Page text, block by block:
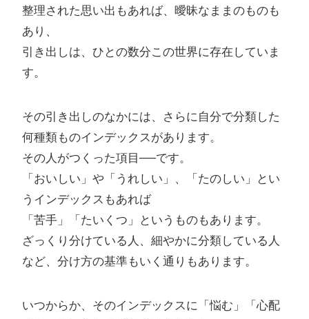
整理された思い出もあれば、曖昧なままのものも
あり、
引き出しは、ひとの数分この世界に存在していま
す。
その引き出しのなかには、さらに自分で分類した
何種類ものインデックスがあります。
その人がつくった項目──です。
「おいしい」や「うれしい」、「たのしい」とい
うインデックスもあれば
「苦手」「たいくつ」というものもあります。
ざっくり分けている人、細やかに分類している人
など、分け方の基準もいく通りもあります。
いつからか、そのインデックスに「悩む」「心配